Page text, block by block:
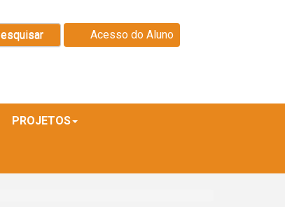
Acesso do Aluno
PROJETOS